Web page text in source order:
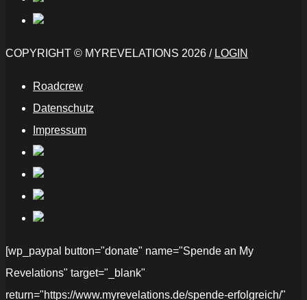
COPYRIGHT © MYREVELATIONS 2026 / LOGIN
Roadcrew
Datenschutz
Impressum
[wp_paypal button="donate" name="Spende an My
Revelations" target="_blank"
return="https://www.myrevelations.de/spende-erfolgreich/"